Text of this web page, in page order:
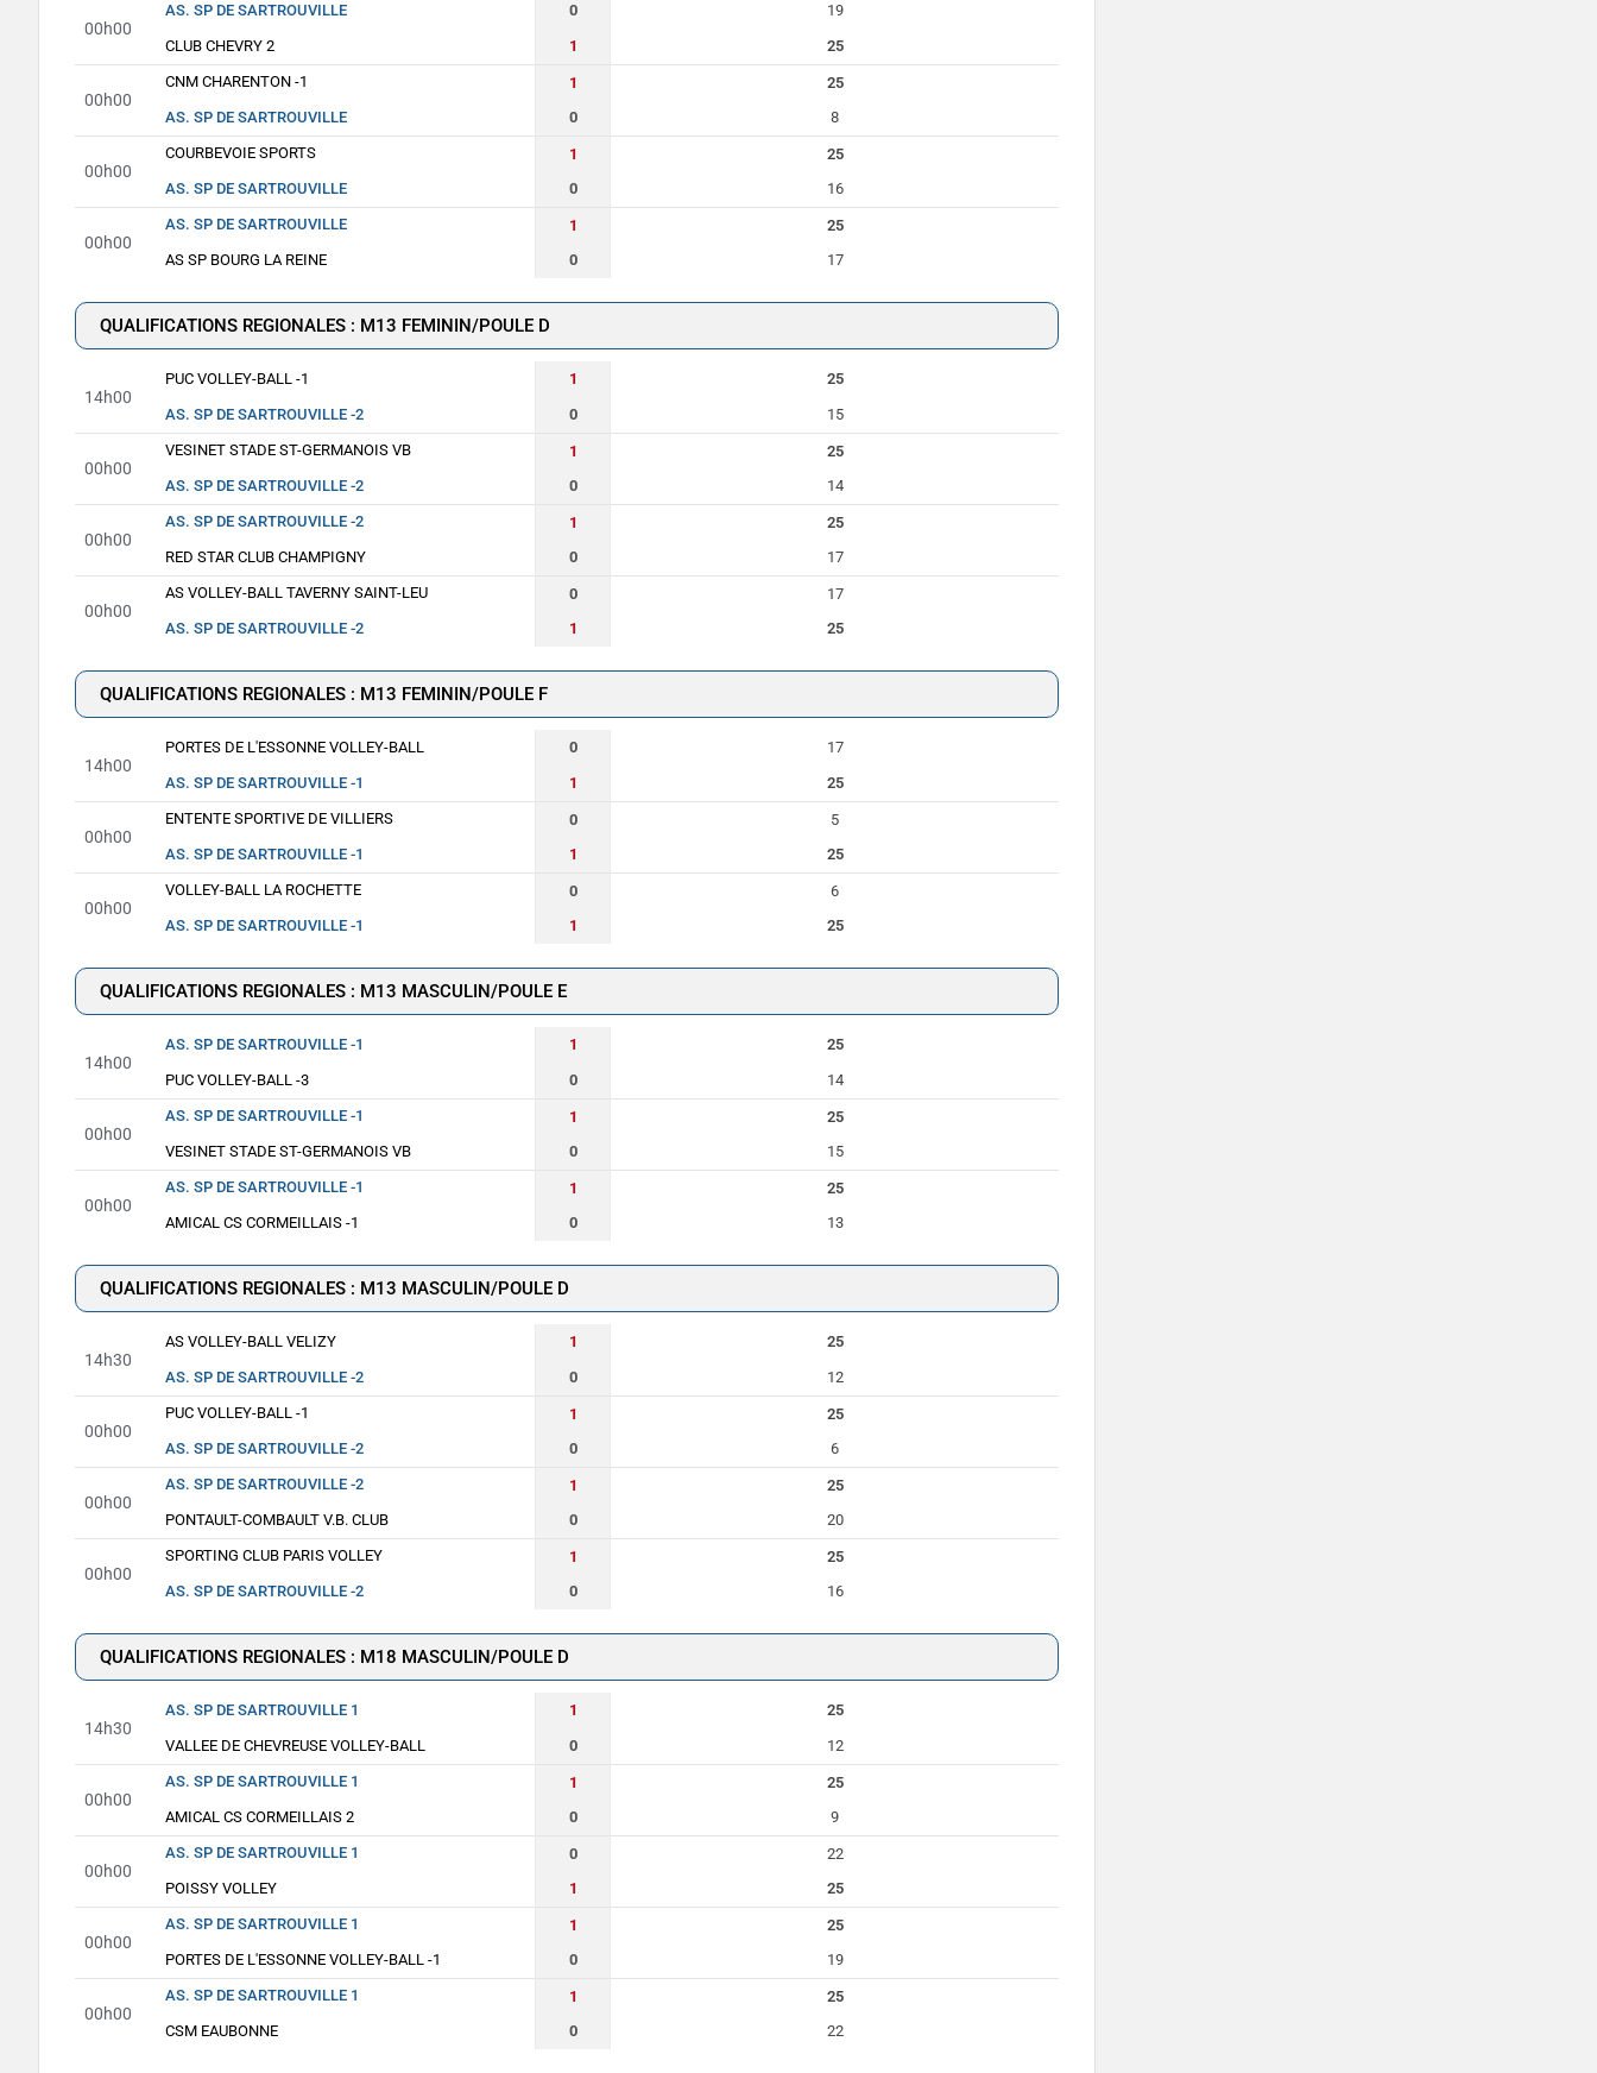
00h00
AS. SP DE SARTROUVILLE 0
19
CLUB CHEVRY 2
1 25
00h00
CNM CHARENTON -1 1
25
AS. SP DE SARTROUVILLE
0 8
00h00
COURBEVOIE SPORTS 1
25
AS. SP DE SARTROUVILLE
0 16
00h00
AS. SP DE SARTROUVILLE 1
25
AS SP BOURG LA REINE
0 17
QUALIFICATIONS REGIONALES : M13 FEMININ/POULE D
14h00
PUC VOLLEY-BALL -1 1
25
AS. SP DE SARTROUVILLE -2
0 15
00h00
VESINET STADE ST-GERMANOIS VB 1
25
AS. SP DE SARTROUVILLE -2
0 14
00h00
AS. SP DE SARTROUVILLE -2 1
25
RED STAR CLUB CHAMPIGNY
0 17
00h00
AS VOLLEY-BALL TAVERNY SAINT-LEU 0
17
AS. SP DE SARTROUVILLE -2
1 25
QUALIFICATIONS REGIONALES : M13 FEMININ/POULE F
14h00
PORTES DE L'ESSONNE VOLLEY-BALL 0
17
AS. SP DE SARTROUVILLE -1
1 25
00h00
ENTENTE SPORTIVE DE VILLIERS 0
5
AS. SP DE SARTROUVILLE -1
1 25
00h00
VOLLEY-BALL LA ROCHETTE 0
6
AS. SP DE SARTROUVILLE -1
1 25
QUALIFICATIONS REGIONALES : M13 MASCULIN/POULE E
14h00
AS. SP DE SARTROUVILLE -1 1
25
PUC VOLLEY-BALL -3
0 14
00h00
AS. SP DE SARTROUVILLE -1 1
25
VESINET STADE ST-GERMANOIS VB
0 15
00h00
AS. SP DE SARTROUVILLE -1 1
25
AMICAL CS CORMEILLAIS -1
0 13
QUALIFICATIONS REGIONALES : M13 MASCULIN/POULE D
14h30
AS VOLLEY-BALL VELIZY 1
25
AS. SP DE SARTROUVILLE -2
0 12
00h00
PUC VOLLEY-BALL -1 1
25
AS. SP DE SARTROUVILLE -2
0 6
00h00
AS. SP DE SARTROUVILLE -2 1
25
PONTAULT-COMBAULT V.B. CLUB
0 20
00h00
SPORTING CLUB PARIS VOLLEY 1
25
AS. SP DE SARTROUVILLE -2
0 16
QUALIFICATIONS REGIONALES : M18 MASCULIN/POULE D
14h30
AS. SP DE SARTROUVILLE 1 1
25
VALLEE DE CHEVREUSE VOLLEY-BALL
0 12
00h00
AS. SP DE SARTROUVILLE 1 1
25
AMICAL CS CORMEILLAIS 2
0 9
00h00
AS. SP DE SARTROUVILLE 1 0
22
POISSY VOLLEY
1 25
00h00
AS. SP DE SARTROUVILLE 1 1
25
PORTES DE L'ESSONNE VOLLEY-BALL -1
0 19
00h00
AS. SP DE SARTROUVILLE 1 1
25
CSM EAUBONNE
0 22